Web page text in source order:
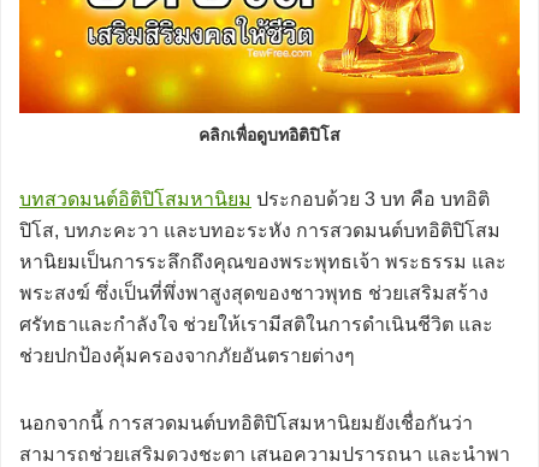
คลิกเพื่อดูบทอิติปิโส
บทสวดมนต์อิติปิโสมหานิยม ประกอบด้วย 3 บท คือ บทอิติ
ปิโส, บทภะคะวา และบทอะระหัง การสวดมนต์บทอิติปิโสม
หานิยมเป็นการระลึกถึงคุณของพระพุทธเจ้า พระธรรม และ
พระสงฆ์ ซึ่งเป็นที่พึ่งพาสูงสุดของชาวพุทธ ช่วยเสริมสร้าง
ศรัทธาและกำลังใจ ช่วยให้เรามีสติในการดำเนินชีวิต และ
ช่วยปกป้องคุ้มครองจากภัยอันตรายต่างๆ
นอกจากนี้ การสวดมนต์บทอิติปิโสมหานิยมยังเชื่อกันว่า
สามารถช่วยเสริมดวงชะตา เสนอความปรารถนา และนำพา